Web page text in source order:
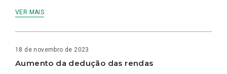
VER MAIS
18 de novembro de 2023
Aumento da dedução das rendas